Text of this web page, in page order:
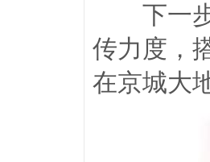
下一
传力度，
在京城大